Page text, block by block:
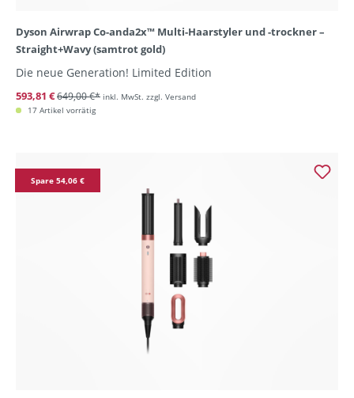
Dyson Airwrap Co-anda2x™ Multi-Haarstyler und -trockner –
Straight+Wavy (samtrot gold)
Die neue Generation! Limited Edition
593,81 €649,00 €* inkl. MwSt. zzgl. Versand
17 Artikel vorrätig
Spare 54,06 €